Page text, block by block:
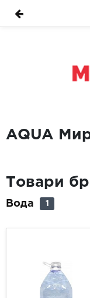
AQUA
Товари
Вода 1